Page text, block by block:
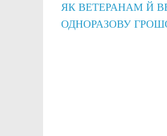
ЯК ВЕТЕРАНАМ Й
ОДНОРАЗОВУ